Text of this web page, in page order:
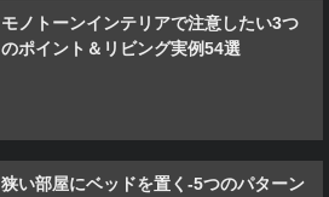
モノトーンインテリアで注意したい3つ
のポイント＆リビング実例54選
狭い部屋にベッドを置く-5つのパターン